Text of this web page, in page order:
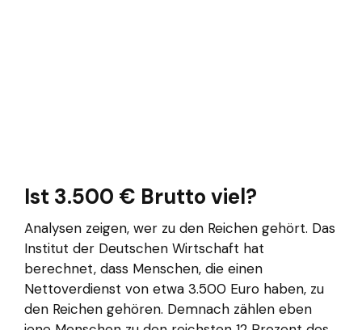
Ist 3.500 € Brutto viel?
Analysen zeigen, wer zu den Reichen gehört. Das
Institut der Deutschen Wirtschaft hat
berechnet, dass Menschen, die einen
Nettoverdienst von etwa 3.500 Euro haben, zu
den Reichen gehören. Demnach zählen eben